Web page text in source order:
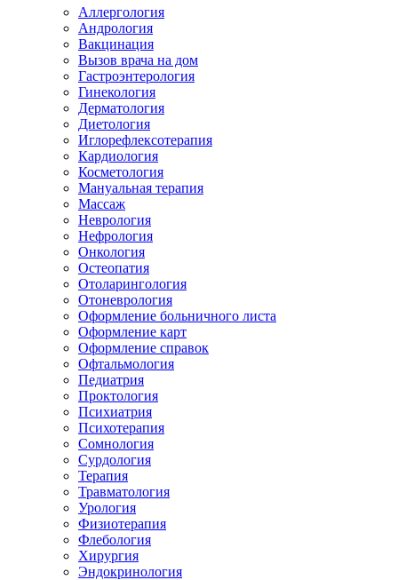
Аллергология
Андрология
Вакцинация
Вызов врача на дом
Гастроэнтерология
Гинекология
Дерматология
Диетология
Иглорефлексотерапия
Кардиология
Косметология
Мануальная терапия
Массаж
Неврология
Нефрология
Онкология
Остеопатия
Отоларингология
Отоневрология
Оформление больничного листа
Оформление карт
Оформление справок
Офтальмология
Педиатрия
Проктология
Психиатрия
Психотерапия
Сомнология
Сурдология
Терапия
Травматология
Урология
Физиотерапия
Флебология
Хирургия
Эндокринология